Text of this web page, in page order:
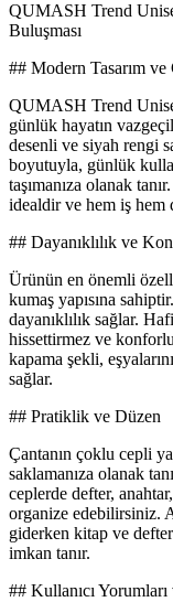
QUMASH Trend
Buluşması
## Modern Tasarım
QUMASH Trend
günlük hayatın
desenli ve siyah rengi
boyutuyla, günlük
taşımanıza olanak
idealdir ve hem iş hem
## Dayanıklılık ve
Ürünün en önemli
kumaş yapısına
dayanıklılık sağlar.
hissettirmez ve
kapama şekli,
sağlar.
## Pratiklik ve Düzen
Çantanın çoklu cepli
saklamanıza olanak
ceplerde defter,
organize edebilirsiniz.
giderken kitap ve
imkan tanır.
## Kullanıcı